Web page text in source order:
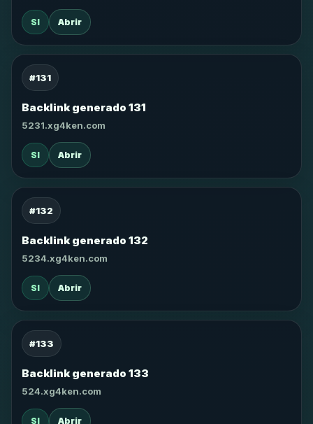
SI Abrir
#131
Backlink generado 131
5231.xg4ken.com
SI Abrir
#132
Backlink generado 132
5234.xg4ken.com
SI Abrir
#133
Backlink generado 133
524.xg4ken.com
SI Abrir